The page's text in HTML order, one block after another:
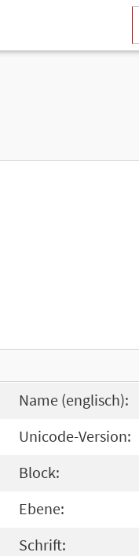
Name (englisch):
Unicode-Version:
Block:
Ebene:
Schrift: